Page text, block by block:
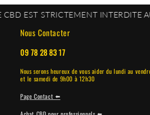
INTERDITE AUX MINEURS
Nous Contacter
09 78 28 83 17
Nous serons heureux de vous aider du lundi au
et le samedi de 9h00 à 12h30
Page Contact ⬅️